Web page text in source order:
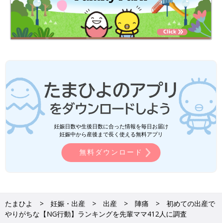
妊娠日数や生後日数に合った情報を毎日お届け
妊娠中から産後まで長く使える無料アプリ
無料ダウンロード
たまひよ 妊娠・出産 出産 陣痛
初めての出産で
やりがちな【NG行動】ランキングを先輩ママ412人に調査